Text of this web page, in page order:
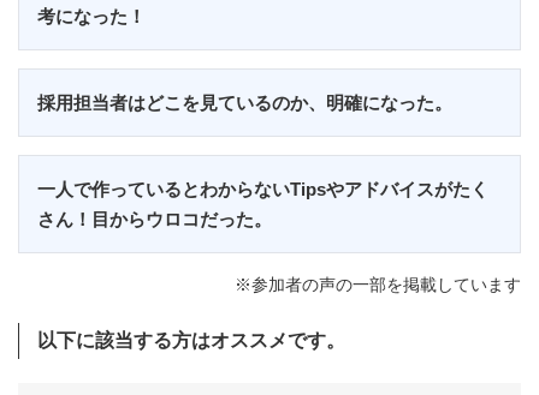
考になった！
採用担当者はどこを見ているのか、明確になった。
一人で作っているとわからないTipsやアドバイスがたく
さん！目からウロコだった。
※参加者の声の一部を掲載しています
以下に該当する方はオススメです。